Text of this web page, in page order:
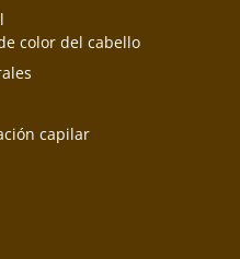
color del cabello
capilar